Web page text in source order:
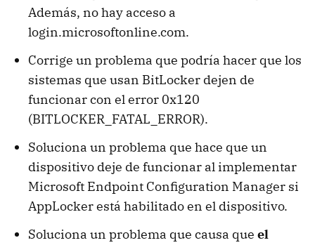
Además, no hay acceso a
login.microsoftonline.com.
Corrige un problema que podría hacer que los
sistemas que usan BitLocker dejen de
funcionar con el error 0x120
(BITLOCKER_FATAL_ERROR).
Soluciona un problema que hace que un
dispositivo deje de funcionar al implementar
Microsoft Endpoint Configuration Manager si
AppLocker está habilitado en el dispositivo.
Soluciona un problema que causa que el